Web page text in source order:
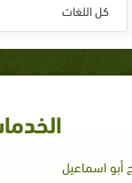
كل اللغات
أبو اسماعيل